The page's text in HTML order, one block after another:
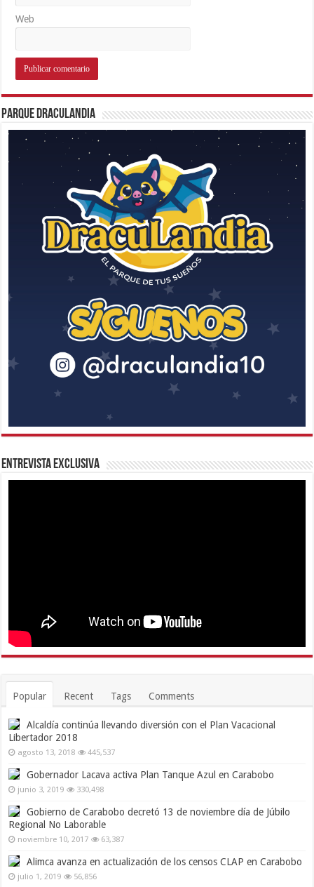
Web
Parque Draculandia
Entrevista Exclusiva
Popular Recent Tags Comments
Alcaldía continúa llevando diversión con el Plan Vacacional
Libertador 2018
agosto 13, 2018 445,537
Gobernador Lacava activa Plan Tanque Azul en Carabobo
junio 3, 2019 330,498
Gobierno de Carabobo decretó 13 de noviembre día de Júbilo
Regional No Laborable
noviembre 10, 2017 63,387
Alimca avanza en actualización de los censos CLAP en Carabobo
julio 1, 2019 56,856